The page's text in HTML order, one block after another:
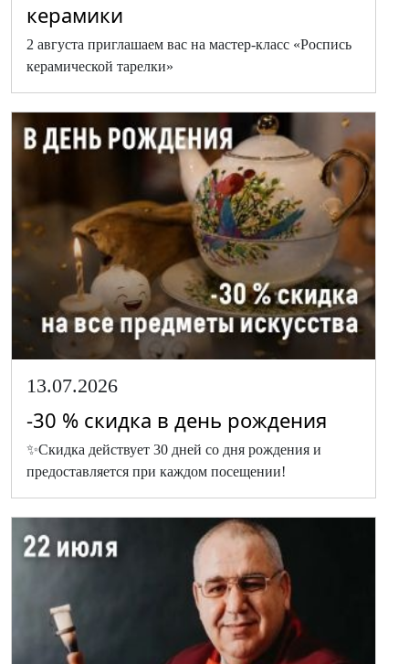
керамики
2 августа приглашаем вас на мастер-класс «Роспись
керамической тарелки»
13.07.2026
-30 % скидка в день рождения
✨Скидка действует 30 дней со дня рождения и
предоставляется при каждом посещении!